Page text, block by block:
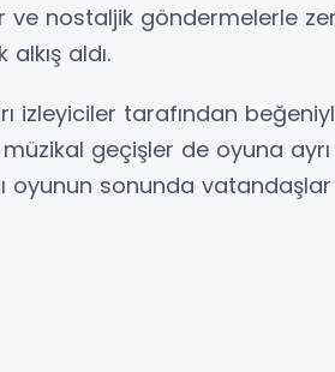
ve nostaljik göndermelerle
aldı.
izleyiciler tarafından
geçişler de oyuna
oyunun sonunda